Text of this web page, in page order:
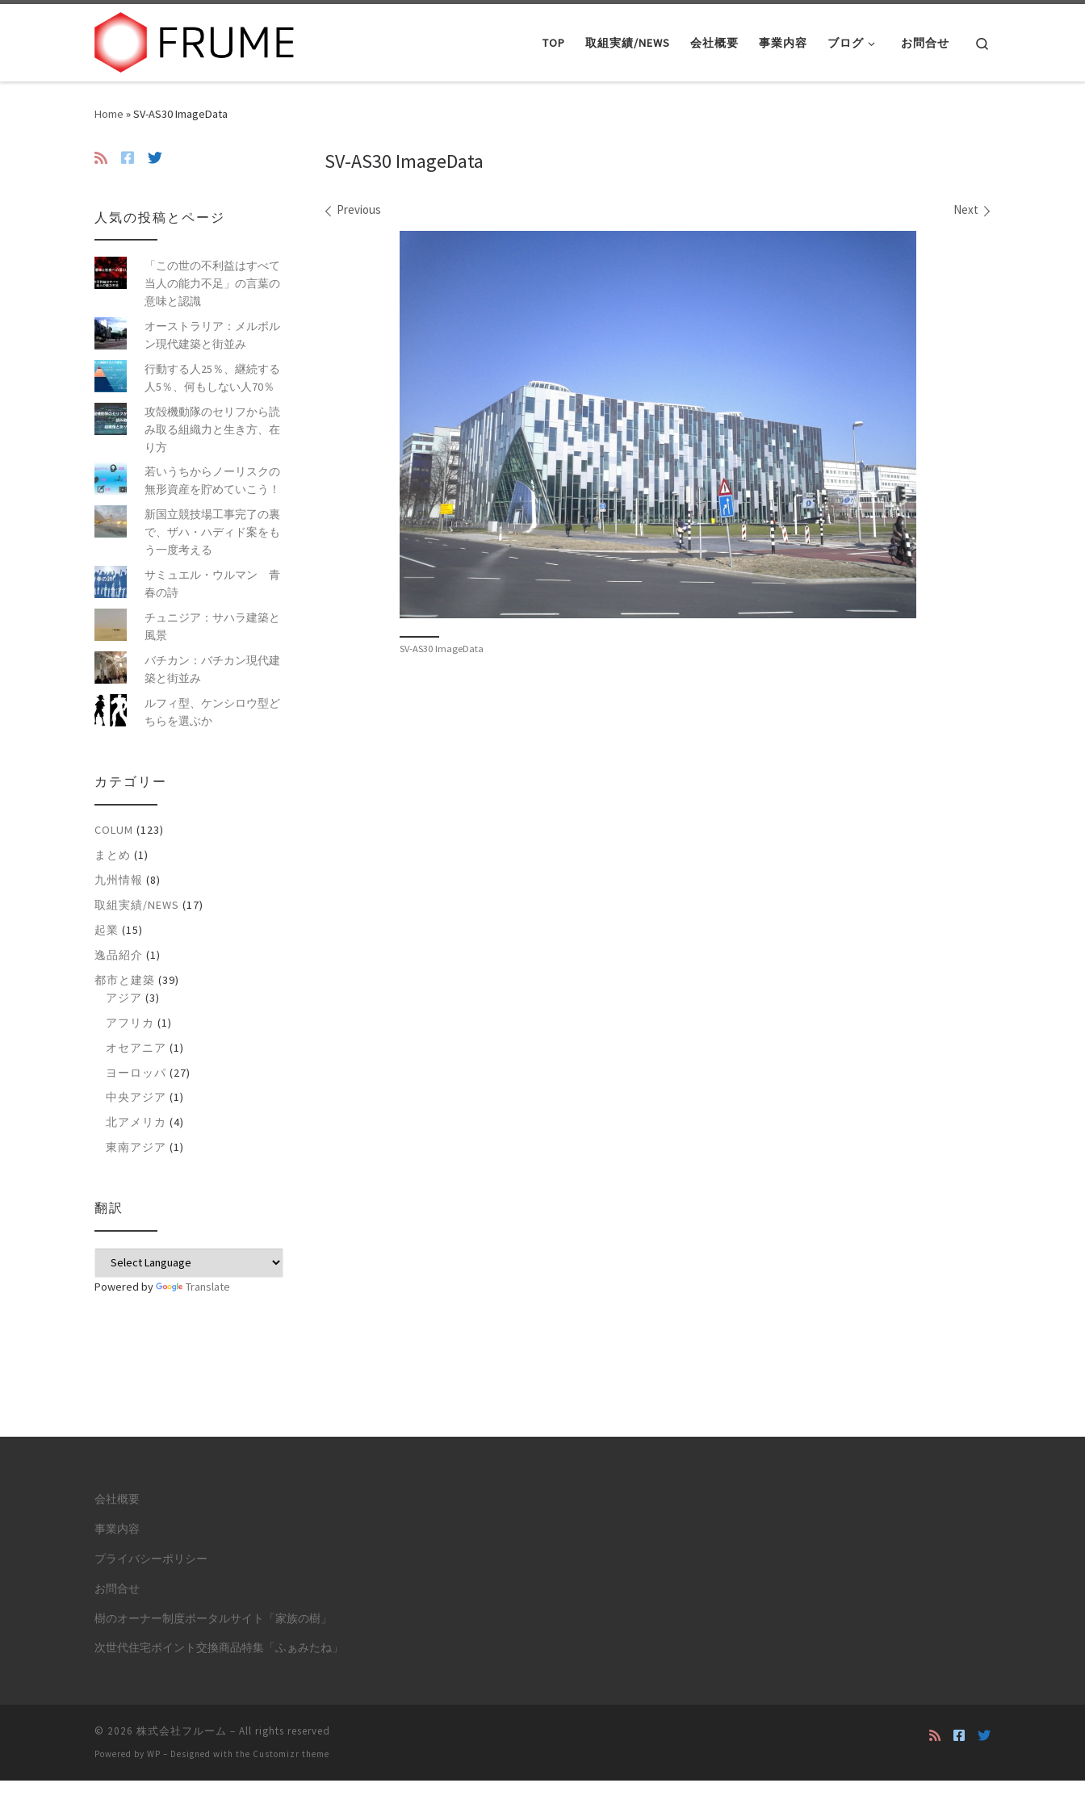
Skip to content
TOP 取組実績/NEWS 会社概要 事業内容 ブログ お問合せ
Home »SV-AS30 ImageData
SV-AS30 ImageData
Images navigation
Previous Next
SV-AS30 ImageData
人気の投稿とページ
「この世の不利益はすべて
当人の能力不足」の言葉の
意味と認識
オーストラリア：メルボル
ン現代建築と街並み
行動する人25％、継続する
人5％、何もしない人70％
攻殻機動隊のセリフから読
み取る組織力と生き方、在
り方
若いうちからノーリスクの
無形資産を貯めていこう！
新国立競技場工事完了の裏
で、ザハ・ハディド案をも
う一度考える
サミュエル・ウルマン 青
春の詩
チュニジア：サハラ建築と
風景
バチカン：バチカン現代建
築と街並み
ルフィ型、ケンシロウ型ど
ちらを選ぶか
カテゴリー
COLUM (123)
まとめ (1)
九州情報 (8)
取組実績/NEWS (17)
起業 (15)
逸品紹介 (1)
都市と建築 (39)
アジア (3)
アフリカ (1)
オセアニア (1)
ヨーロッパ (27)
中央アジア (1)
北アメリカ (4)
東南アジア (1)
翻訳
Powered by Translate
会社概要
事業内容
プライバシーポリシー
お問合せ
樹のオーナー制度ポータルサイト「家族の樹」
次世代住宅ポイント交換商品特集「ふぁみたね」
© 2026 株式会社フルーム – All rights reserved
Powered by WP – Designed with the Customizr theme